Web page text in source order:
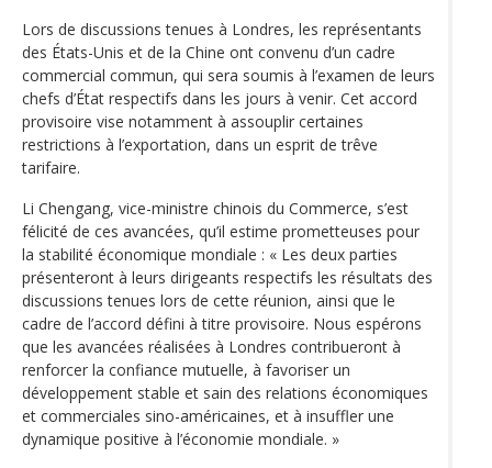
Lors de discussions tenues à Londres, les représentants
des États-Unis et de la Chine ont convenu d’un cadre
commercial commun, qui sera soumis à l’examen de leurs
chefs d’État respectifs dans les jours à venir. Cet accord
provisoire vise notamment à assouplir certaines
restrictions à l’exportation, dans un esprit de trêve
tarifaire.
Li Chengang, vice-ministre chinois du Commerce, s’est
félicité de ces avancées, qu’il estime prometteuses pour
la stabilité économique mondiale : « Les deux parties
présenteront à leurs dirigeants respectifs les résultats des
discussions tenues lors de cette réunion, ainsi que le
cadre de l’accord défini à titre provisoire. Nous espérons
que les avancées réalisées à Londres contribueront à
renforcer la confiance mutuelle, à favoriser un
développement stable et sain des relations économiques
et commerciales sino-américaines, et à insuffler une
dynamique positive à l’économie mondiale. »